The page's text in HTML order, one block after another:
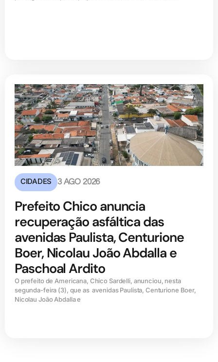
CIDADES 3 AGO 2026
Prefeito Chico anuncia
recuperação asfáltica das
avenidas Paulista, Centurione
Boer, Nicolau João Abdalla e
Paschoal Ardito
O prefeito de Americana, Chico Sardelli, anunciou, nesta
segunda-feira (3), que as avenidas Paulista, Centurione Boer,
Nicolau João Abdalla e